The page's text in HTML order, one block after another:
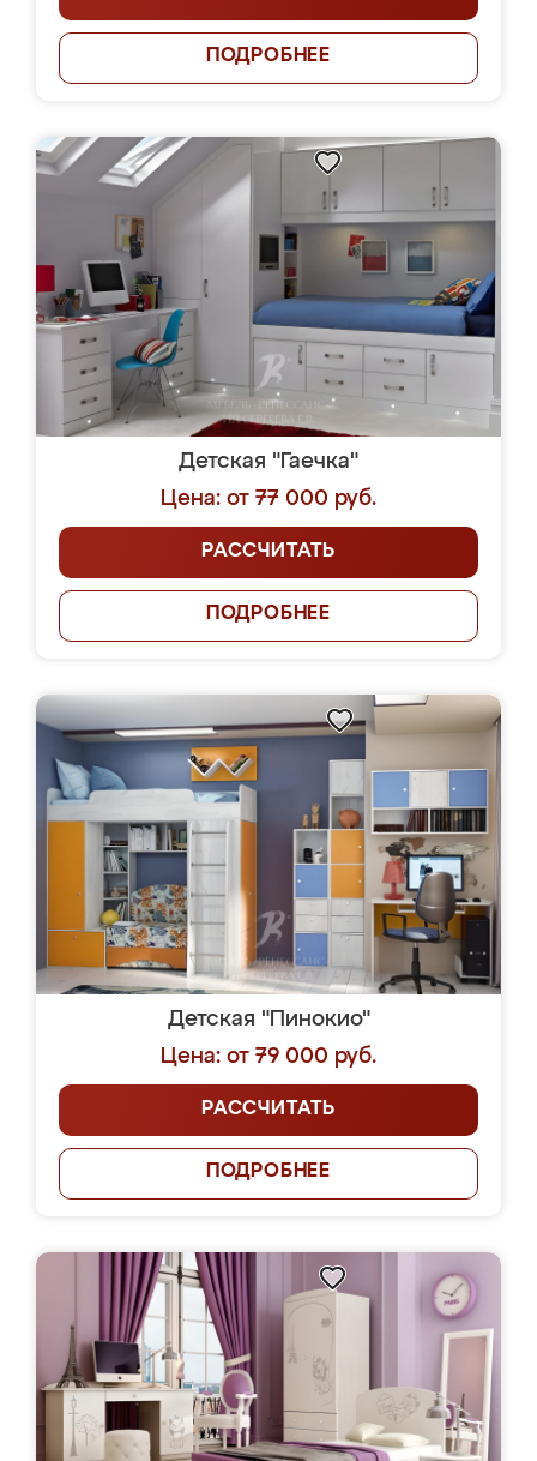
ПОДРОБНЕЕ
Детская "Гаечка"
Цена: от 77 000 руб.
РАССЧИТАТЬ
ПОДРОБНЕЕ
Детская "Пинокио"
Цена: от 79 000 руб.
РАССЧИТАТЬ
ПОДРОБНЕЕ